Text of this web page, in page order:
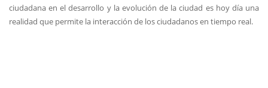
ciudadana en el desarrollo y la evolución de la ciudad es hoy día una
realidad que permite la interacción de los ciudadanos en tiempo real.